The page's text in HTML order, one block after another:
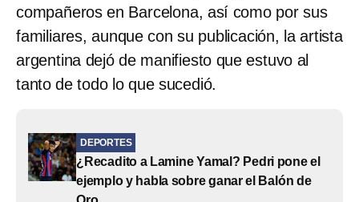
compañeros en Barcelona, así como por sus
familiares, aunque con su publicación, la artista
argentina dejó de manifiesto que estuvo al
tanto de todo lo que sucedió.
DEPORTES
¿Recadito a Lamine Yamal? Pedri pone el
ejemplo y habla sobre ganar el Balón de